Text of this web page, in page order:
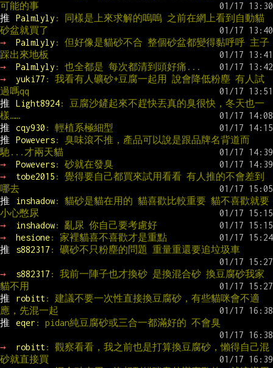
可能的事
推
Palmlyly : 同樣是上來求解的嗚嗚 之前在網上看到自動貓
砂盆就買了
→
Palmlyly : 但好像是貓砂不合 整個砂盆都變得黏呼呼 主子
踩出來地板
→
Palmlyly : 也全都是 每次都清到頭好痛...
→
yuki77 : 我看有人礦砂+豆腐一起用 說會降低粉塵 有人試
過嗎qq
推
Light8924: 豆腐沙鏟起來不趕快丟真的臭很快，冬天也一
樣……
推
cqy930 : 輕植系極細型
推
Powevers: 臭味滾不推，產品可以說是跟品牌名背道而
馳...才兩天貓
→
Powevers: 砂就在發臭
→
tobe2015 : 覺得要自己都買來試用看看 有人推的不會差到
哪去
推
inshadow: 貓砂是貓在用的 貓喜歡比較重要 貓不喜歡就要
小心憋尿
→
inshadow: 亂尿 你自己要考慮好
→
hesione: 家裡貓喜不喜歡才是重點
推
s882317 : 礦砂不只粉塵的問題 重量重還要追垃圾車
→ s882317 : 我前一陣子也才換砂 是換混合砂 換豆腐砂我家
貓不用
推
robitt: 建議不要一次性直接換豆腐砂，有些貓咪會不適
應，先混一起
推
eqer : pidan純豆腐砂或三合一都滿好的 不會臭
→ robitt: 觀察看看，我之前也是打算換豆腐砂，懶得自己混
砂就直接買